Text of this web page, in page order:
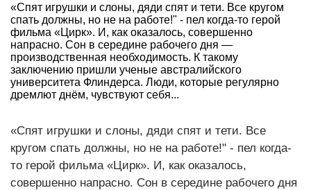
«Спят игрушки и слоны, дяди спят и тети. Все кругом
спать должны, но не на работе!" - пел когда-то герой
фильма «Цирк». И, как оказалось, совершенно
напрасно. Сон в середине рабочего дня —
производственная необходимость. К такому
заключению пришли ученые австралийского
университета Флиндерса. Люди, которые регулярно
дремлют днём, чувствуют себя...
«Спят игрушки и слоны, дяди спят и тети. Все
кругом спать должны, но не на работе!" - пел когда-
то герой фильма «Цирк». И, как оказалось,
совершенно напрасно. Сон в середине рабочего дня